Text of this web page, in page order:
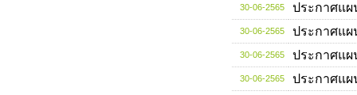
30-06-2565 ประกาศแผ
30-06-2565 ประกาศแผ
30-06-2565 ประกาศแผ
30-06-2565 ประกาศแผ